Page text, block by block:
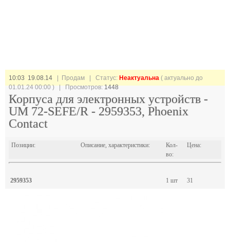
10:03 19.08.14 | Продам | Статус: Неактуальна ( актуально до
01.01.24 00:00 ) | Просмотров:1448
Корпуса для электронных устройств -
UM 72-SEFE/R - 2959353, Phoenix
Contact
Позиции: Описание, характеристики:
Кол-
во:
Цена:
2959353 1 шт 31